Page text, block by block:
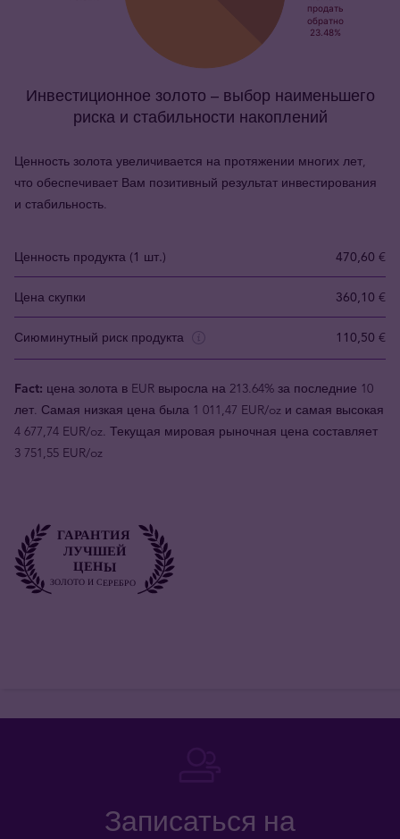
Инвестиционное золото – выбор наименьшего
риска и стабильности накоплений
Ценность золота увеличивается на протяжении многих лет,
что обеспечивает Вам позитивный результат инвестирования
и стабильность.
Ценность продукта (1 шт.) 470,60 €
Цена скупки 360,10 €
Сиюминутный риск продукта 110,50 €
Fact: цена золота в EUR выросла на 213.64% за последние 10
лет. Самая низкая цена была 1 011,47 EUR/oz и самая высокая
4 677,74 EUR/oz. Текущая мировая рыночная цена составляет
3 751,55 EUR/oz
Записаться на